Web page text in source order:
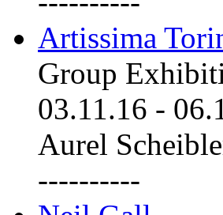
Artissima
Group
03.11.16 -
Aurel
----------